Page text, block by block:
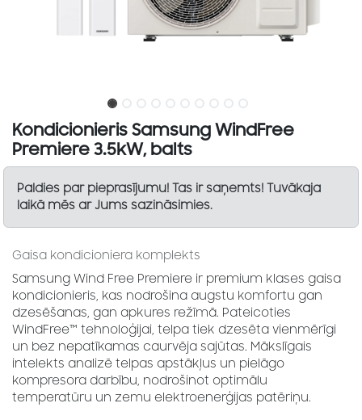
Kondicionieris Samsung WindFree
Premiere 3.5kW, balts
Paldies par pieprasījumu! Tas ir saņemts! Tuvākaja
laikā mēs ar Jums sazināsimies.
Gaisa kondicioniera komplekts
Samsung Wind Free Premiere ir premium klases gaisa
kondicionieris, kas nodrošina augstu komfortu gan
dzesēšanas, gan apkures režīmā. Pateicoties
WindFree™ tehnoloģijai, telpa tiek dzesēta vienmērīgi
un bez nepatīkamas caurvēja sajūtas. Mākslīgais
intelekts analizē telpas apstākļus un pielāgo
kompresora darbību, nodrošinot optimālu
temperatūru un zemu elektroenerģijas patēriņu.